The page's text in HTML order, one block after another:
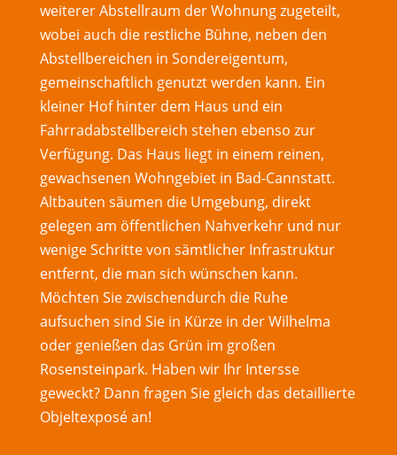
weiterer Abstellraum der Wohnung zugeteilt,
wobei auch die restliche Bühne, neben den
Abstellbereichen in Sondereigentum,
gemeinschaftlich genutzt werden kann. Ein
kleiner Hof hinter dem Haus und ein
Fahrradabstellbereich stehen ebenso zur
Verfügung. Das Haus liegt in einem reinen,
gewachsenen Wohngebiet in Bad-Cannstatt.
Altbauten säumen die Umgebung, direkt
gelegen am öffentlichen Nahverkehr und nur
wenige Schritte von sämtlicher Infrastruktur
entfernt, die man sich wünschen kann.
Möchten Sie zwischendurch die Ruhe
aufsuchen sind Sie in Kürze in der Wilhelma
oder genießen das Grün im großen
Rosensteinpark. Haben wir Ihr Intersse
geweckt? Dann fragen Sie gleich das detaillierte
Objeltexposé an!